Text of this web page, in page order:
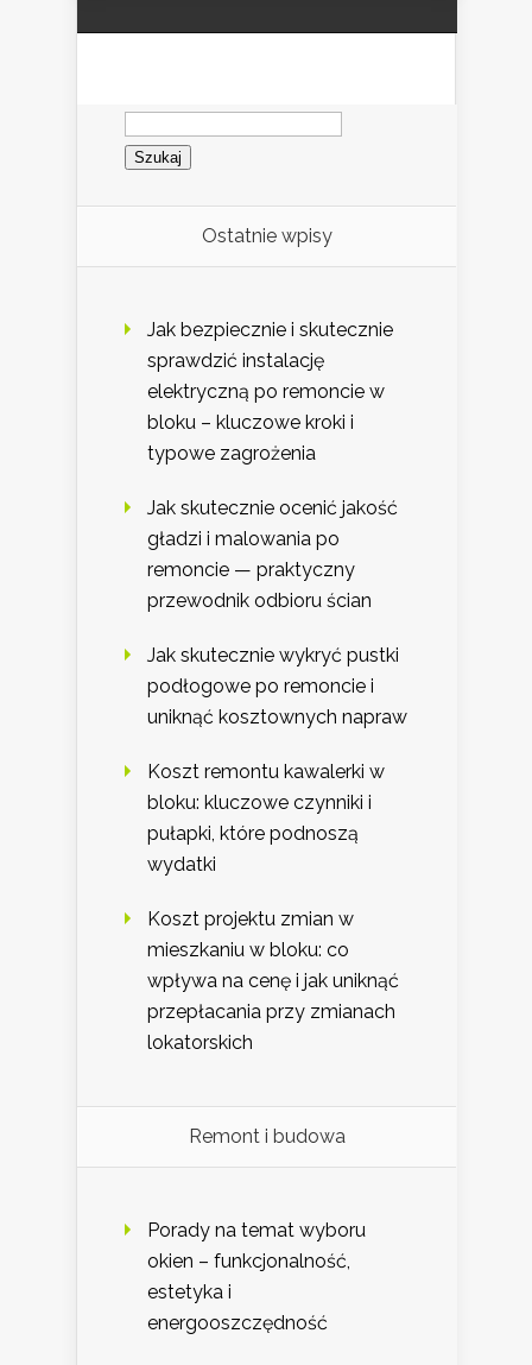
Szukaj:
Ostatnie wpisy
Jak bezpiecznie i skutecznie
sprawdzić instalację
elektryczną po remoncie w
bloku – kluczowe kroki i
typowe zagrożenia
Jak skutecznie ocenić jakość
gładzi i malowania po
remoncie — praktyczny
przewodnik odbioru ścian
Jak skutecznie wykryć pustki
podłogowe po remoncie i
uniknąć kosztownych napraw
Koszt remontu kawalerki w
bloku: kluczowe czynniki i
pułapki, które podnoszą
wydatki
Koszt projektu zmian w
mieszkaniu w bloku: co
wpływa na cenę i jak uniknąć
przepłacania przy zmianach
lokatorskich
Remont i budowa
Porady na temat wyboru
okien – funkcjonalność,
estetyka i
energooszczędność